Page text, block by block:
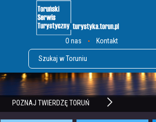
O nas Kontakt
POZNAJ TWIERDZĘ TORUŃ